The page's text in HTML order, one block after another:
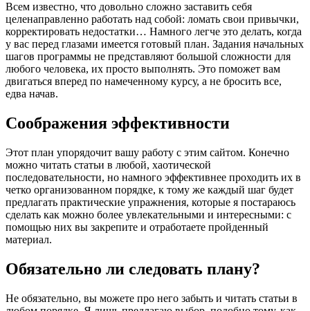
Всем известно, что довольно сложно заставить себя
целенаправленно работать над собой: ломать свои привычки,
корректировать недостатки… Намного легче это делать, когда
у вас перед глазами имеется готовый план. Задания начальных
шагов программы не представляют большой сложности для
любого человека, их просто выполнять. Это поможет вам
двигаться вперед по намеченному курсу, а не бросить все,
едва начав.
Соображения эффективности
Этот план упорядочит вашу работу с этим сайтом. Конечно
можно читать статьи в любой, хаотической
последовательности, но намного эффективнее проходить их в
четко организованном порядке, к тому же каждый шаг будет
предлагать практические упражнения, которые я постараюсь
сделать как можно более увлекательными и интересными: с
помощью них вы закрепите и отработаете пройденный
материал.
Обязательно ли следовать плану?
Не обязательно, вы можете про него забыть и читать статьи в